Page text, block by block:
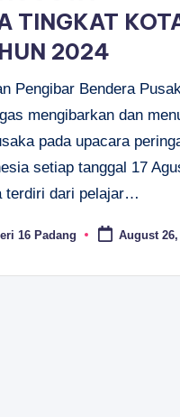
TINGKAT
2024
Pengibar Bendera
mengibarkan dan
pada upacara
setiap tanggal 17
terdiri dari pelajar…
16 Padang August 26,